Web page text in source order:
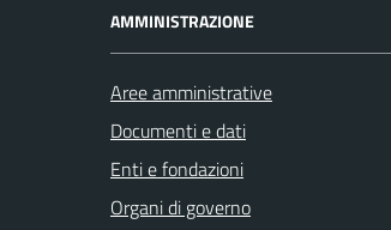
AMMINISTRAZIONE
Aree amministrative
Documenti e dati
Enti e fondazioni
Organi di governo